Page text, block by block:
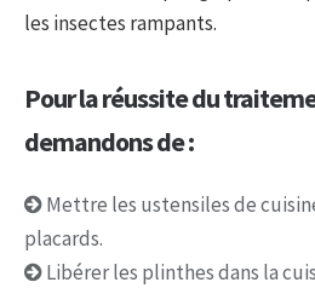
les insectes rampants.
Pour la réussite du
demandons de :
Mettre les ustensiles de
placards.
Libérer les plinthes dans la